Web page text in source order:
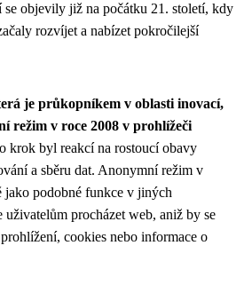
objevily již na počátku 21. století, kdy
rozvíjet a nabízet pokročilejší
je průkopníkem v oblasti inovací,
režim v roce 2008 v prohlížeči
krok byl reakcí na rostoucí obavy
a sběru dat. Anonymní režim v
jako podobné funkce v jiných
procházet web, aniž by se
cookies nebo informace o